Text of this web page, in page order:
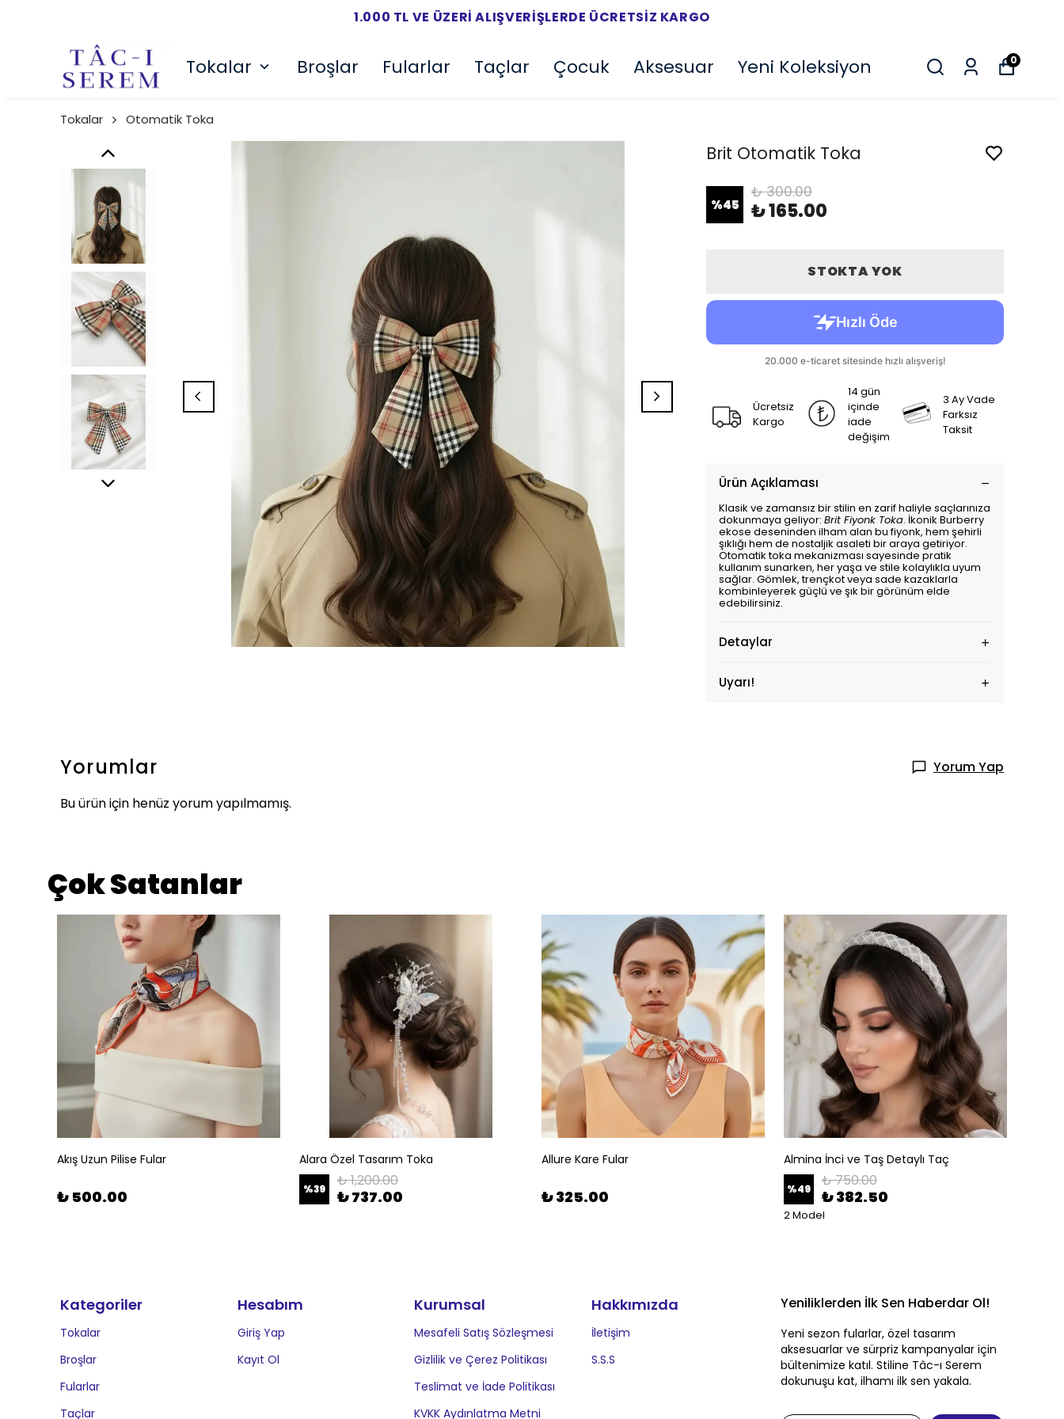
1.000 TL VE ÜZERI ALIŞVERIŞLERDE ÜCRETSIZ KARGO
Tokalar Broşlar Fularlar Taçlar Çocuk Aksesuar Yeni Koleksiyon 0
Tokalar Otomatik Toka
Brit Otomatik Toka
%45
₺ 300.00
₺ 165.00
STOKTA YOK
Ücretsiz
Kargo
14 gün
içinde
iade
değişim
3 Ay Vade
Farksız
Taksit
Ürün Açıklaması
Klasik ve zamansız bir stilin en zarif haliyle saçlarınıza
dokunmaya geliyor: Brit Fiyonk Toka. İkonik Burberry
ekose deseninden ilham alan bu fiyonk, hem şehirli
şıklığı hem de nostaljik asaleti bir araya getiriyor.
Otomatik toka mekanizması sayesinde pratik
kullanım sunarken, her yaşa ve stile kolaylıkla uyum
sağlar. Gömlek, trençkot veya sade kazaklarla
kombinleyerek güçlü ve şık bir görünüm elde
edebilirsiniz.
Detaylar
Uyarı!
Yorumlar
Yorum Yap
Bu ürün için henüz yorum yapılmamış.
Çok Satanlar
Akış Uzun Pilise Fular
₺ 500.00
Alara Özel Tasarım Toka
%39 ₺ 1,200.00
₺ 737.00
Allure Kare Fular
₺ 325.00
Almina İnci ve Taş Detaylı Taç
%49 ₺ 750.00
₺ 382.50
2 Model
Kategoriler
Tokalar
Broşlar
Fularlar
Taçlar
Hesabım
Giriş Yap
Kayıt Ol
Kurumsal
Mesafeli Satış Sözleşmesi
Gizlilik ve Çerez Politikası
Teslimat ve İade Politikası
KVKK Aydınlatma Metni
Hakkımızda
İletişim
S.S.S
Yeniliklerden İlk Sen Haberdar Ol!
Yeni sezon fularlar, özel tasarım
aksesuarlar ve sürpriz kampanyalar için
bültenimize katıl. Stiline Tâc-ı Serem
dokunuşu kat, ilhamı ilk sen yakala.